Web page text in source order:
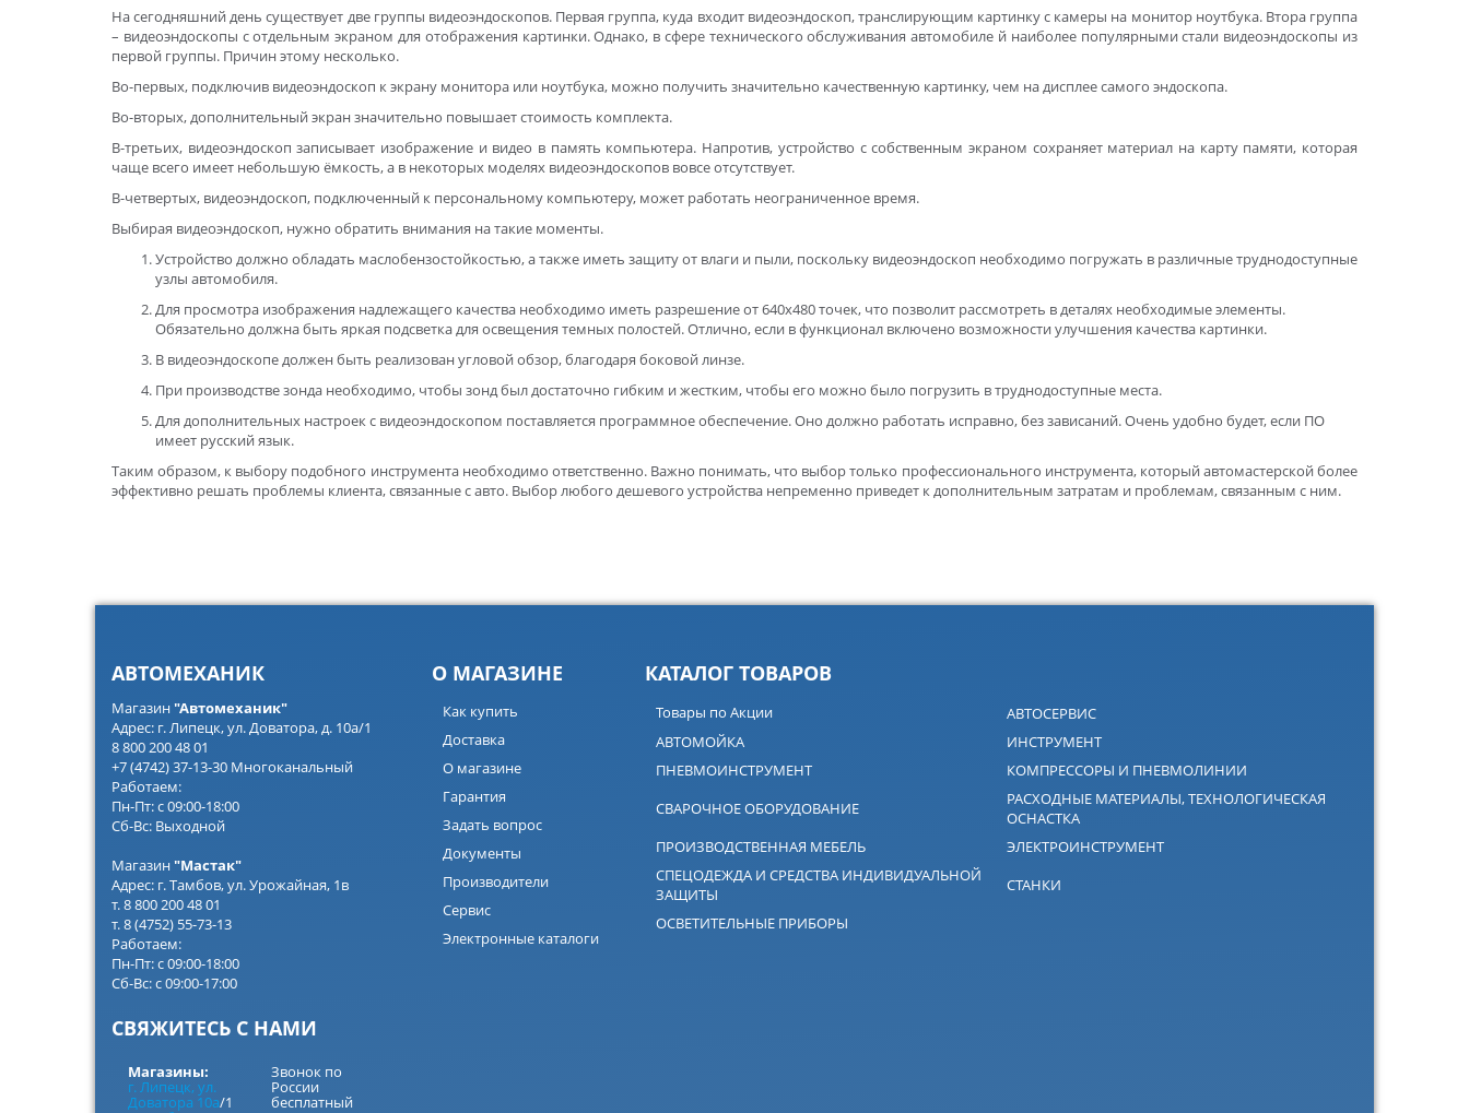
На сегодняшний день существует две группы видеоэндоскопов. Первая группа, куда входит видеоэндоскоп, транслирующим картинку с камеры на монитор ноутбука. Втора группа
– видеоэндоскопы с отдельным экраном для отображения картинки. Однако, в сфере технического обслуживания автомобиле й наиболее популярными стали видеоэндоскопы из
первой группы. Причин этому несколько.
Во-первых, подключив видеоэндоскоп к экрану монитора или ноутбука, можно получить значительно качественную картинку, чем на дисплее самого эндоскопа.
Во-вторых, дополнительный экран значительно повышает стоимость комплекта.
В-третьих, видеоэндоскоп записывает изображение и видео в память компьютера. Напротив, устройство с собственным экраном сохраняет материал на карту памяти, которая
чаще всего имеет небольшую ёмкость, а в некоторых моделях видеоэндоскопов вовсе отсутствует.
В-четвертых, видеоэндоскоп, подключенный к персональному компьютеру, может работать неограниченное время.
Выбирая видеоэндоскоп, нужно обратить внимания на такие моменты.
Устройство должно обладать маслобензостойкостью, а также иметь защиту от влаги и пыли, поскольку видеоэндоскоп необходимо погружать в различные труднодоступные
узлы автомобиля.
Для просмотра изображения надлежащего качества необходимо иметь разрешение от 640х480 точек, что позволит рассмотреть в деталях необходимые элементы.
Обязательно должна быть яркая подсветка для освещения темных полостей. Отлично, если в функционал включено возможности улучшения качества картинки.
В видеоэндоскопе должен быть реализован угловой обзор, благодаря боковой линзе.
При производстве зонда необходимо, чтобы зонд был достаточно гибким и жестким, чтобы его можно было погрузить в труднодоступные места.
Для дополнительных настроек с видеоэндоскопом поставляется программное обеспечение. Оно должно работать исправно, без зависаний. Очень удобно будет, если ПО
имеет русский язык.
Таким образом, к выбору подобного инструмента необходимо ответственно. Важно понимать, что выбор только профессионального инструмента, который автомастерской более
эффективно решать проблемы клиента, связанные с авто. Выбор любого дешевого устройства непременно приведет к дополнительным затратам и проблемам, связанным с ним.
АВТОМЕХАНИК
Магазин"Автомеханик"
Адрес: г. Липецк, ул. Доватора, д. 10а/1
8 800 200 48 01
+7 (4742) 37-13-30 Многоканальный
Работаем:
Пн-Пт: с 09:00-18:00
Сб-Вс: Выходной
Магазин "Мастак"
Адрес: г. Тамбов, ул. Урожайная, 1в
т. 8 800 200 48 01
т. 8 (4752) 55-73-13
Работаем:
Пн-Пт: с 09:00-18:00
Сб-Вс: с 09:00-17:00
СВЯЖИТЕСЬ С НАМИ
Магазины:
г. Липецк, ул.
Доватора 10а/1
Звонок по
России
бесплатный
О МАГАЗИНЕ
Как купить
Доставка
О магазине
Гарантия
Задать вопрос
Документы
Производители
Сервис
Электронные каталоги
КАТАЛОГ ТОВАРОВ
Товары по Акции
АВТОСЕРВИС
АВТОМОЙКА
ИНСТРУМЕНТ
ПНЕВМОИНСТРУМЕНТ
КОМПРЕССОРЫ И ПНЕВМОЛИНИИ
СВАРОЧНОЕ ОБОРУДОВАНИЕ
РАСХОДНЫЕ МАТЕРИАЛЫ, ТЕХНОЛОГИЧЕСКАЯ
ОСНАСТКА
ПРОИЗВОДСТВЕННАЯ МЕБЕЛЬ
ЭЛЕКТРОИНСТРУМЕНТ
СПЕЦОДЕЖДА И СРЕДСТВА ИНДИВИДУАЛЬНОЙ
ЗАЩИТЫ
СТАНКИ
ОСВЕТИТЕЛЬНЫЕ ПРИБОРЫ